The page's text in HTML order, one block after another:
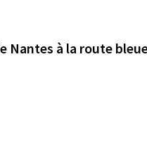
Nantes à la route